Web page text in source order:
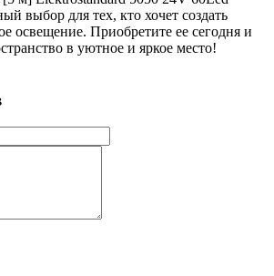
выбор для тех, кто хочет создать
освещение. Приобретите ее сегодня и
в уютное и яркое место!